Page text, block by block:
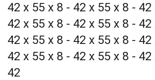
42 x 55 x 8 - 42 x 55 x 8 - 42
42 x 55 x 8 - 42 x 55 x 8 - 42
42 x 55 x 8 - 42 x 55 x 8 - 42
42 x 55 x 8 - 42 x 55 x 8 - 42
42